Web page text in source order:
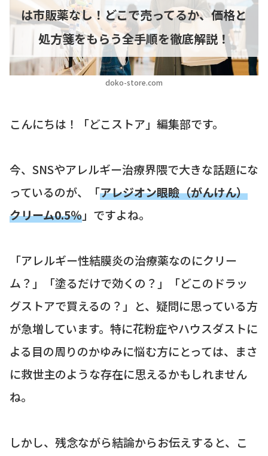
doko-store.com
は市販薬なし！どこで売ってるか、価格と
処方箋をもらう全手順を徹底解説！
こんにちは！「どこストア」編集部です。
今、SNSやアレルギー治療界隈で大きな話題にな
っているのが、「アレジオン眼瞼（がんけん）
クリーム0.5％」ですよね。
「アレルギー性結膜炎の治療薬なのにクリー
ム？」「塗るだけで効くの？」「どこのドラッ
グストアで買えるの？」と、疑問に思っている方
が急増しています。特に花粉症やハウスダストに
よる目の周りのかゆみに悩む方にとっては、まさ
に救世主のような存在に思えるかもしれません
ね。
しかし、残念ながら結論からお伝えすると、こ